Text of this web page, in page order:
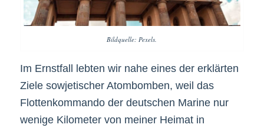
Bildquelle: Pexels.
Im Ernstfall lebten wir nahe eines der erklärten
Ziele sowjetischer Atombomben, weil das
Flottenkommando der deutschen Marine nur
wenige Kilometer von meiner Heimat in